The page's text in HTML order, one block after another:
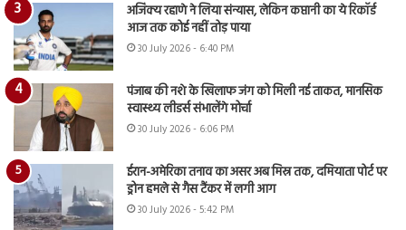
अजिंक्य रहाणे ने लिया संन्यास, लेकिन कप्तानी का ये रिकॉर्ड
आज तक कोई नहीं तोड़ पाया
30 July 2026 - 6:40 PM
पंजाब की नशे के खिलाफ जंग को मिली नई ताकत, मानसिक
स्वास्थ्य लीडर्स संभालेंगे मोर्चा
30 July 2026 - 6:06 PM
ईरान-अमेरिका तनाव का असर अब मिस्र तक, दमियाता पोर्ट पर
ड्रोन हमले से गैस टैंकर में लगी आग
30 July 2026 - 5:42 PM